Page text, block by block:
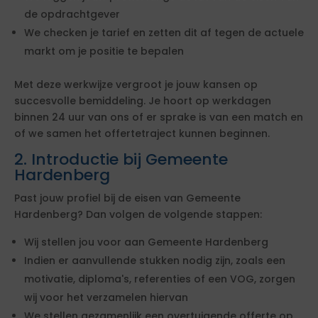
de opdrachtgever
We checken je tarief en zetten dit af tegen de actuele
markt om je positie te bepalen
Met deze werkwijze vergroot je jouw kansen op
succesvolle bemiddeling. Je hoort op werkdagen
binnen 24 uur van ons of er sprake is van een match en
of we samen het offertetraject kunnen beginnen.
2. Introductie bij Gemeente
Hardenberg
Past jouw profiel bij de eisen van Gemeente
Hardenberg? Dan volgen de volgende stappen:
Wij stellen jou voor aan Gemeente Hardenberg
Indien er aanvullende stukken nodig zijn, zoals een
motivatie, diploma's, referenties of een VOG, zorgen
wij voor het verzamelen hiervan